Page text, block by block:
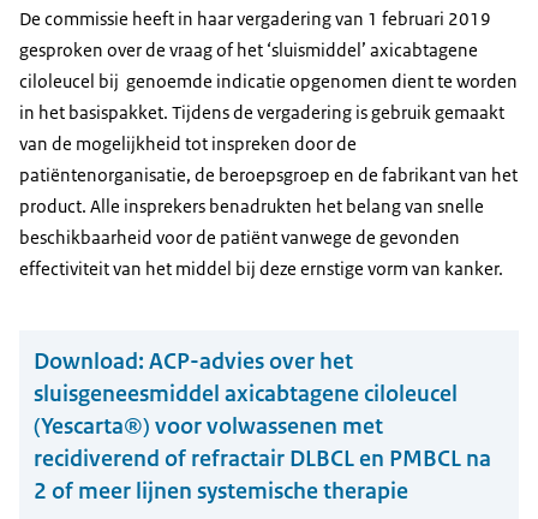
De commissie heeft in haar vergadering van 1 februari 2019
gesproken over de vraag of het ‘sluismiddel’ axicabtagene
ciloleucel bij genoemde indicatie opgenomen dient te worden
in het basispakket. Tijdens de vergadering is gebruik gemaakt
van de mogelijkheid tot inspreken door de
patiëntenorganisatie, de beroepsgroep en de fabrikant van het
product. Alle insprekers benadrukten het belang van snelle
beschikbaarheid voor de patiënt vanwege de gevonden
effectiviteit van het middel bij deze ernstige vorm van kanker.
Download: ACP-advies over het
sluisgeneesmiddel axicabtagene ciloleucel
(Yescarta®) voor volwassenen met
recidiverend of refractair DLBCL en PMBCL na
2 of meer lijnen systemische therapie